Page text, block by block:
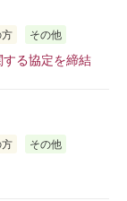
その他
る協定を締結
その他